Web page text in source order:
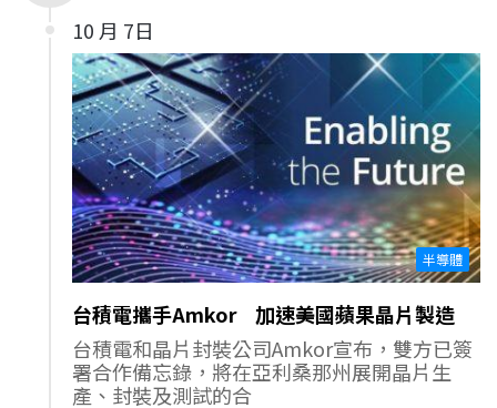
10 月 7日
半導體
台積電攜手Amkor 加速美國蘋果晶片製造
台積電和晶片封裝公司Amkor宣布，雙方已簽
署合作備忘錄，將在亞利桑那州展開晶片生
產、封裝及測試的合